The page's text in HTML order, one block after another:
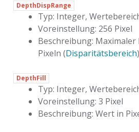
DepthDispRange
Typ: Integer,
Voreinstellung: 256 Pixel
Beschreibung:
Pixeln (Disparitätsbereich
DepthFill
Typ: Integer,
Voreinstellung: 3 Pixel
Beschreibung: Wert in